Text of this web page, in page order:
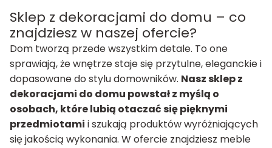
Sklep z dekoracjami do domu – co
znajdziesz w naszej ofercie?
Dom tworzą przede wszystkim detale. To one
sprawiają, że wnętrze staje się przytulne, eleganckie i
dopasowane do stylu domowników. Nasz sklep z
dekoracjami do domu powstał z myślą o
osobach, które lubią otaczać się pięknymi
przedmiotami i szukają produktów wyróżniających
się jakością wykonania. W ofercie znajdziesz meble